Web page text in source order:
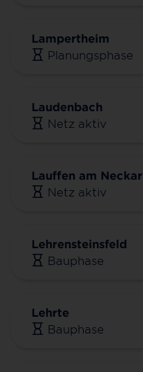
Lampertheim
Planungsphase
Laudenbach
Netz aktiv
Lauffen am Neckar
Netz aktiv
Lehrensteinsfeld
Bauphase
Lehrte
Bauphase